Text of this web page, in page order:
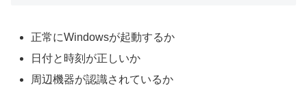
正常にWindowsが起動するか
日付と時刻が正しいか
周辺機器が認識されているか